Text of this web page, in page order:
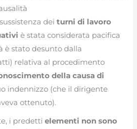
deiturni di lavoro
è stata considerata pacifica
è stato desunto dalla
relativa al procedimento
della causa di
indennizzo (che il dirigente
ottenuto).
i predettielementi non sono